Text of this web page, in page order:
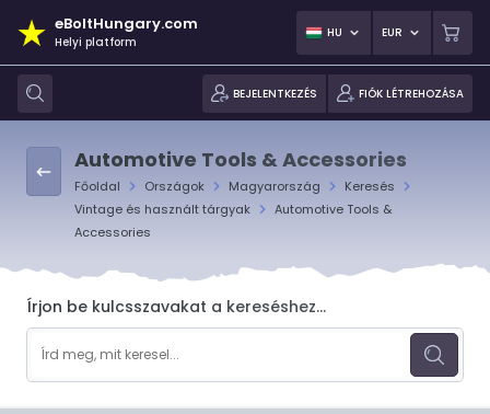
eBoltHungary.com
Helyi platform
HU EUR
BEJELENTKEZÉS FIÓK LÉTREHOZÁSA
Automotive Tools & Accessories
Főoldal Országok Magyarország
Keresés
Vintage és használt tárgyak
Automotive Tools &
Accessories
Írjon be kulcsszavakat a kereséshez...